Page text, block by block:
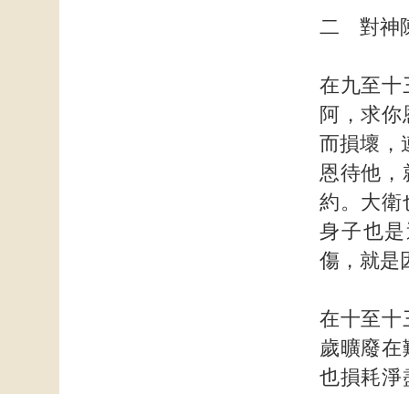
二 對神
在九至十
阿，求
而損壞，
恩待他，
約。大衛
身子也
傷，就是
在十至十
歲曠廢
也損耗淨